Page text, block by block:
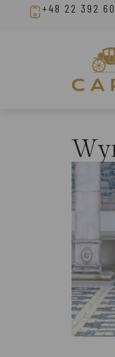
+48 22 392 60